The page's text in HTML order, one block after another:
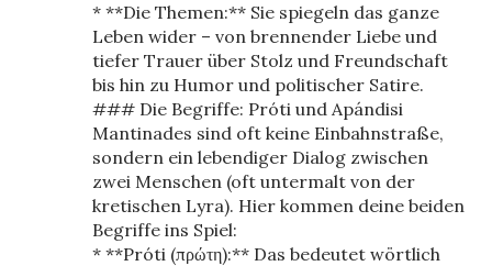
* **Die Themen:** Sie spiegeln das ganze
Leben wider – von brennender Liebe und
tiefer Trauer über Stolz und Freundschaft
bis hin zu Humor und politischer Satire.
### Die Begriffe: Próti und Apándisi
Mantinades sind oft keine Einbahnstraße,
sondern ein lebendiger Dialog zwischen
zwei Menschen (oft untermalt von der
kretischen Lyra). Hier kommen deine beiden
Begriffe ins Spiel:
* **Próti (πρώτη):** Das bedeutet wörtlich